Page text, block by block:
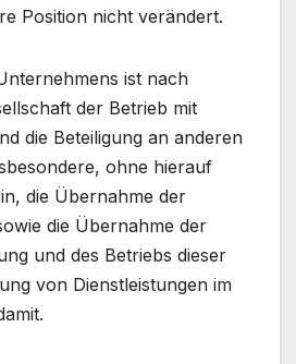
Position nicht verändert.
ist nach
der Betrieb mit
die Beteiligung an anderen
ohne hierauf
die Übernahme der
die Übernahme der
und des Betriebs dieser
von Dienstleistungen im